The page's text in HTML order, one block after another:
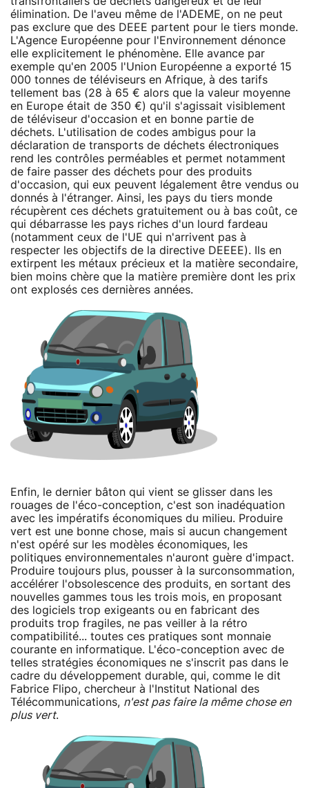
élimination. De l'aveu même de l'ADEME, on ne peut
pas exclure que des DEEE partent pour le tiers monde.
L'Agence Européenne pour l'Environnement dénonce
elle explicitement le phénomène. Elle avance par
exemple qu'en 2005 l'Union Européenne a exporté 15
000 tonnes de téléviseurs en Afrique, à des tarifs
tellement bas (28 à 65 € alors que la valeur moyenne
en Europe était de 350 €) qu'il s'agissait visiblement
de téléviseur d'occasion et en bonne partie de
déchets. L'utilisation de codes ambigus pour la
déclaration de transports de déchets électroniques
rend les contrôles perméables et permet notamment
de faire passer des déchets pour des produits
d'occasion, qui eux peuvent légalement être vendus ou
donnés à l'étranger. Ainsi, les pays du tiers monde
récupèrent ces déchets gratuitement ou à bas coût, ce
qui débarrasse les pays riches d'un lourd fardeau
(notamment ceux de l'UE qui n'arrivent pas à
respecter les objectifs de la directive DEEEE). Ils en
extirpent les métaux précieux et la matière secondaire,
bien moins chère que la matière première dont les prix
ont explosés ces dernières années.
Enfin, le dernier bâton qui vient se glisser dans les
rouages de l'éco-conception, c'est son inadéquation
avec les impératifs économiques du milieu. Produire
vert est une bonne chose, mais si aucun changement
n'est opéré sur les modèles économiques, les
politiques environnementales n'auront guère d'impact.
Produire toujours plus, pousser à la surconsommation,
accélérer l'obsolescence des produits, en sortant des
nouvelles gammes tous les trois mois, en proposant
des logiciels trop exigeants ou en fabricant des
produits trop fragiles, ne pas veiller à la rétro
compatibilité... toutes ces pratiques sont monnaie
courante en informatique. L'éco-conception avec de
telles stratégies économiques ne s'inscrit pas dans le
cadre du développement durable, qui, comme le dit
Fabrice Flipo, chercheur à l'Institut National des
Télécommunications, n'est pas faire la même chose en
plus vert.